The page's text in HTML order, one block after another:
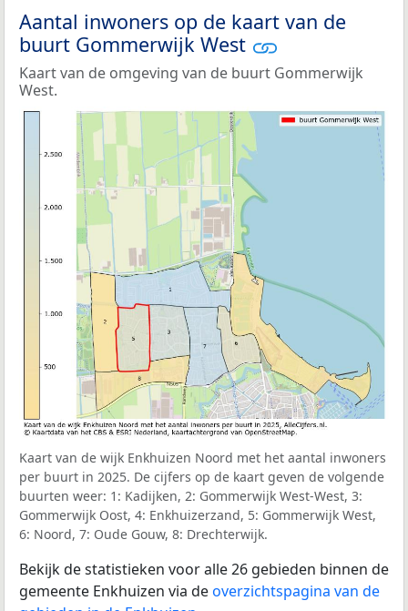
Aantal inwoners op de kaart van de
buurt Gommerwijk West
Kaart van de omgeving van de buurt Gommerwijk
West.
Kaart van de wijk Enkhuizen Noord met het aantal inwoners
per buurt in 2025. De cijfers op de kaart geven de volgende
buurten weer: 1: Kadijken, 2: Gommerwijk West-West, 3:
Gommerwijk Oost, 4: Enkhuizerzand, 5: Gommerwijk West,
6: Noord, 7: Oude Gouw, 8: Drechterwijk.
Bekijk de statistieken voor alle 26 gebieden binnen de
gemeente Enkhuizen via deoverzichtspagina van de